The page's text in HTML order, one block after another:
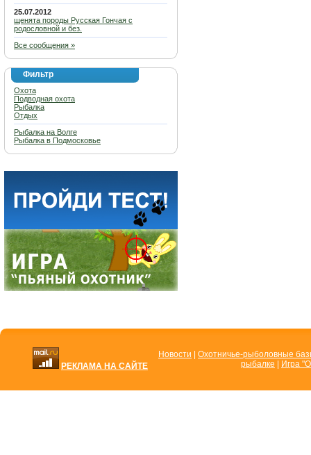
25.07.2012
щенята породы Русская Гончая с
родословной и без.
Все сообщения »
Фильтр
Охота
Подводная охота
Рыбалка
Отдых
Рыбалка на Волге
Рыбалка в Подмосковье
РЕКЛАМА НА САЙТЕ
Новости
Охотничье-рыболовные
рыбалке
Игра